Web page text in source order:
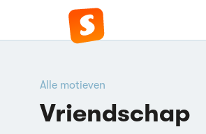
Alle motieven
Vriendschap